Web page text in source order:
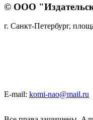
© ООО
г. Санкт-Петербург,
E-mail: komi-nao@mail.ru